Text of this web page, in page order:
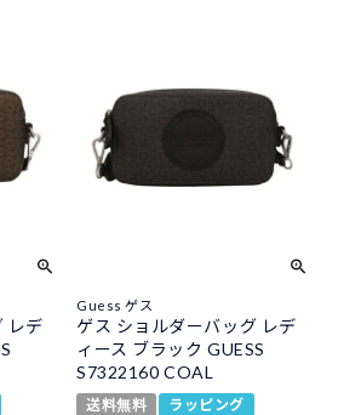
レデ
Guess ゲス
ゲス ショルダーバッグ レデ
ィース ブラック GUESS
S7322160 COAL
送料無料 ラッピング